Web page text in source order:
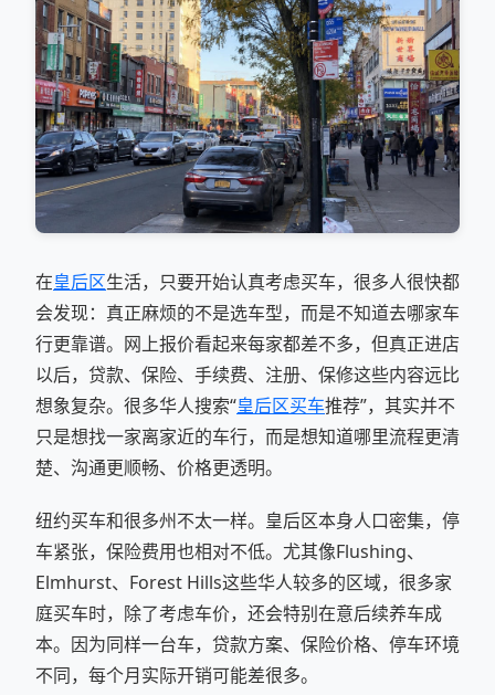
在皇后区生活，只要开始认真考虑买车，很多人很快都
会发现：真正麻烦的不是选车型，而是不知道去哪家车
行更靠谱。网上报价看起来每家都差不多，但真正进店
以后，贷款、保险、手续费、注册、保修这些内容远比
想象复杂。很多华人搜索“皇后区买车推荐”，其实并不
只是想找一家离家近的车行，而是想知道哪里流程更清
楚、沟通更顺畅、价格更透明。
纽约买车和很多州不太一样。皇后区本身人口密集，停
车紧张，保险费用也相对不低。尤其像Flushing、
Elmhurst、Forest Hills这些华人较多的区域，很多家
庭买车时，除了考虑车价，还会特别在意后续养车成
本。因为同样一台车，贷款方案、保险价格、停车环境
不同，每个月实际开销可能差很多。